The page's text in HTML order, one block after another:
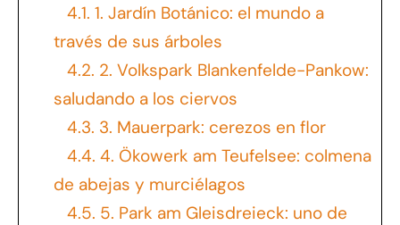
4.1. 1. Jardín Botánico: el mundo a
través de sus árboles
4.2. 2. Volkspark Blankenfelde-Pankow:
saludando a los ciervos
4.3. 3. Mauerpark: cerezos en flor
4.4. 4. Ökowerk am Teufelsee: colmena
de abejas y murciélagos
4.5. 5. Park am Gleisdreieck: uno de